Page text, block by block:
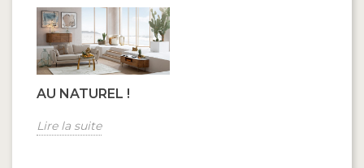
AU NATUREL !
Lire la suite